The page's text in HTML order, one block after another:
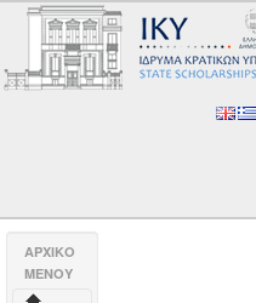
AΡΧΙΚΟ
ΜΕΝΟΥ